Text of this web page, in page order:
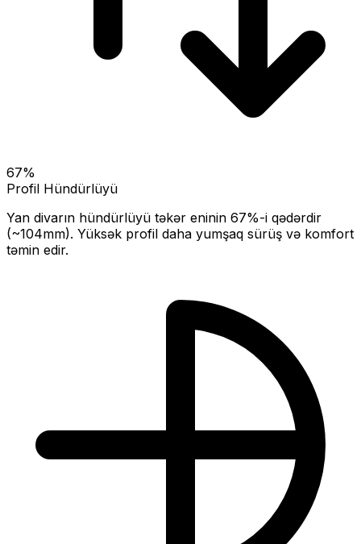
67%
Profil Hündürlüyü
Yan divarın hündürlüyü təkər eninin 67%-i qədərdir
(~104mm). Yüksək profil daha yumşaq sürüş və komfort
təmin edir.